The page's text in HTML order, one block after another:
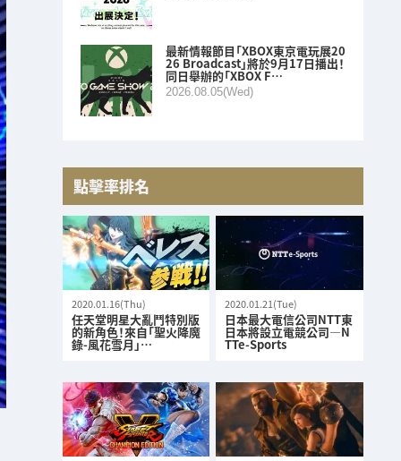
最新情報節目「XBOX東京電玩展20
26 Broadcast」將於9月17日播出！
同日舉辦的「XBOX F…
2026.08.05(Wed)
點擊率排名
2020.01.16(Thu)
任天堂明星大亂鬥特別版
的新角色！來自「聖火降魔
錄-風花雪月」…
2020.01.21(Tue)
日本最大電信公司NTT東
日本將設立電競公司—N
TTe-Sports